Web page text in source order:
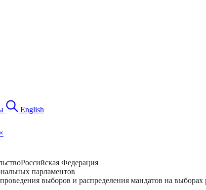
English
×
Российская Федерация
парламентов
выборов и распределения мандатов на